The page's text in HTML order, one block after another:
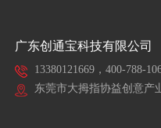
广东创通宝科技有限公司
13380121669，400-788-
东莞市大拇指协益创意产